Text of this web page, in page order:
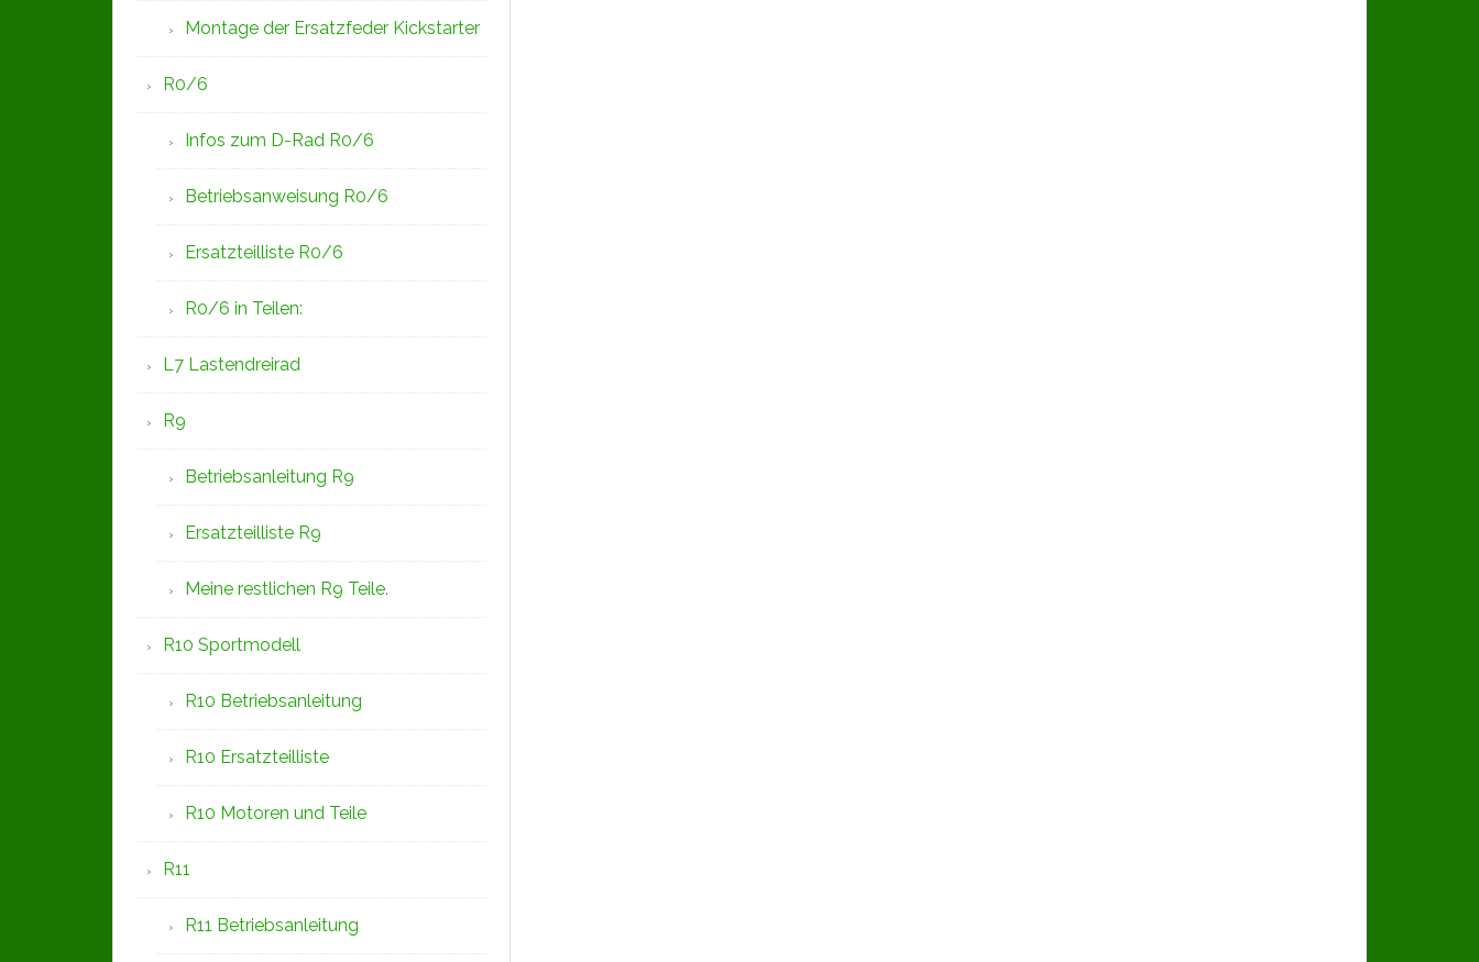
Montage der Ersatzfeder Kickstarter
R0/6
Infos zum D-Rad R0/6
Betriebsanweisung R0/6
Ersatzteilliste R0/6
R0/6 in Teilen:
L7 Lastendreirad
R9
Betriebsanleitung R9
Ersatzteilliste R9
Meine restlichen R9 Teile.
R10 Sportmodell
R10 Betriebsanleitung
R10 Ersatzteilliste
R10 Motoren und Teile
R11
R11 Betriebsanleitung